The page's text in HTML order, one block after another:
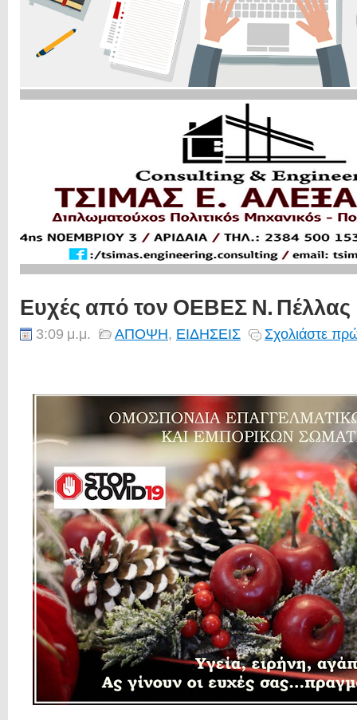
Ευχές από τον ΟΕΒΕΣ Ν. Πέλλας
3:09 μ.μ. ΑΠΟΨΗ, ΕΙΔΗΣΕΙΣ Σχολιάστε